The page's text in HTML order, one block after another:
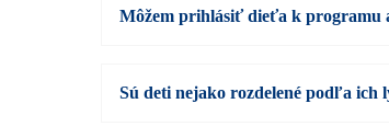
Môžem prihlásiť dieťa k programu
Sú deti nejako rozdelené podľa ich